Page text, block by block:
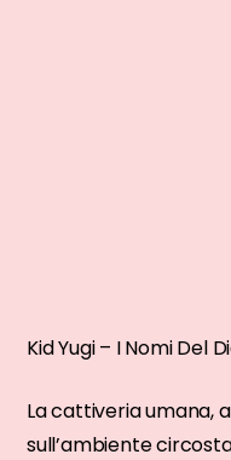
Kid Yugi – I Nomi Del
La cattiveria umana,
sull’ambiente